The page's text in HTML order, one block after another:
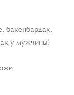
бакенбардах,
у мужчины)